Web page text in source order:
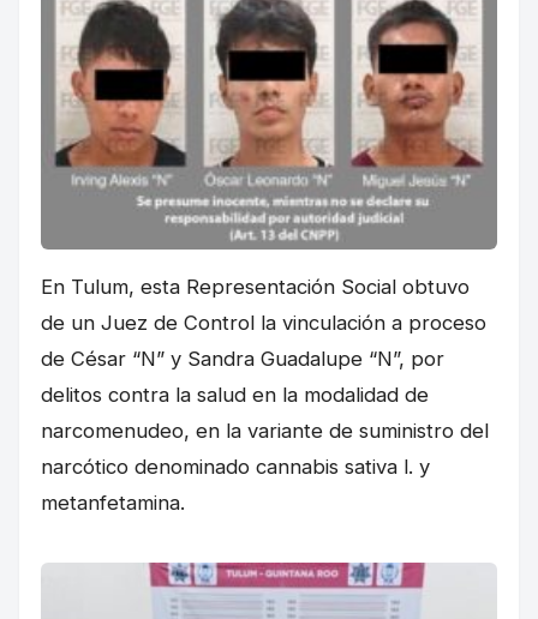
En Tulum, esta Representación Social obtuvo
de un Juez de Control la vinculación a proceso
de César “N” y Sandra Guadalupe “N”, por
delitos contra la salud en la modalidad de
narcomenudeo, en la variante de suministro del
narcótico denominado cannabis sativa l. y
metanfetamina.